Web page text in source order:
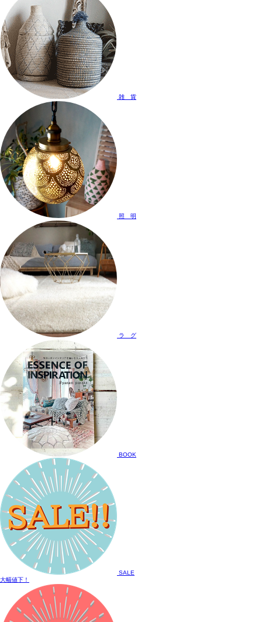
雑 貨
照 明
ラ グ
BOOK
SALE
大幅値下！